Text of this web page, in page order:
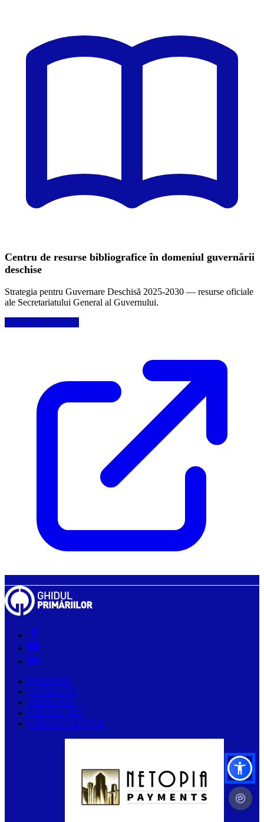
Centru de resurse bibliografice în domeniul guvernării
deschise
Strategia pentru Guvernare Deschisă 2025-2030 — resurse oficiale
ale Secretariatului General al Guvernului.
Accesează resursele
PRIMĂRII
COMPANII
ARTICOLE
DESPRE NOI
CONTACTAȚI-NE